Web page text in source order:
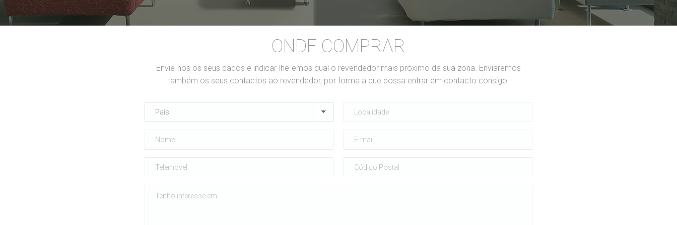
ONDE COMPRAR
Envie-nos os seus dados e indicar-lhe-emos qual o revendedor mais próximo da sua zona. Enviaremos
também os seus contactos ao revendedor, por forma a que possa entrar em contacto consigo.
País